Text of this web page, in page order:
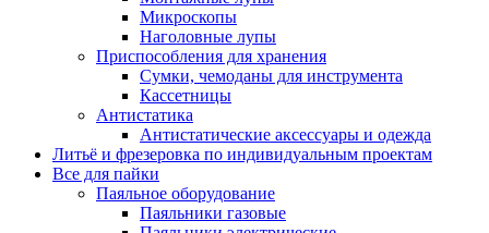
Микроскопы
Наголовные лупы
Приспособления для хранения
Сумки, чемоданы для инструмента
Кассетницы
Антистатика
Антистатические аксессуары и одежда
Литьё и фрезеровка по индивидуальным проектам
Все для пайки
Паяльное оборудование
Паяльники газовые